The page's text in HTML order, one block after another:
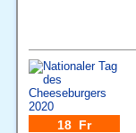
18 Fr